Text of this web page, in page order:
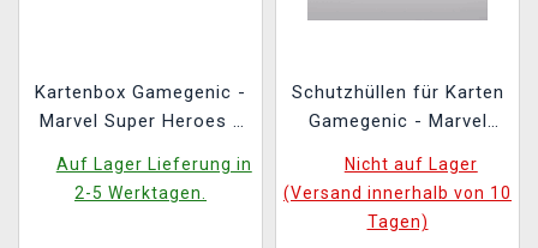
Kartenbox Gamegenic -
Marvel Super Heroes -
Sideloading The
Fantastic Four/Go Nuts!
Auf Lager Lieferung in
2-5 Werktagen.
Schutzhüllen für Karten
Gamegenic - Marvel
Premium Double
Sleeving Black Panter
(105 Stk.)
Nicht auf Lager
(Versand innerhalb von 10
Tagen)